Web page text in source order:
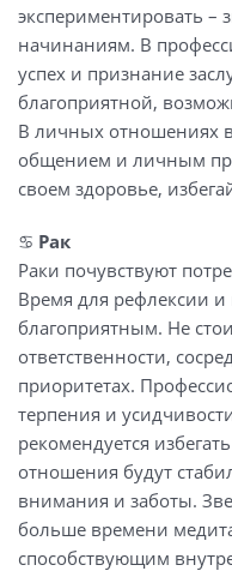
экспериментировать –
начинаниям. В
успех и признание
благоприятной,
В личных отношениях
общением и личным
своем здоровье,
♋️ Рак
Раки почувствуют
Время для рефлексии и
благоприятным. Не
ответственности,
приоритетах.
терпения и
рекомендуется
отношения будут
внимания и заботы.
больше времени
способствующим